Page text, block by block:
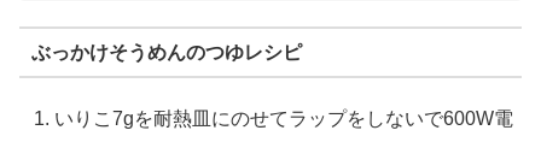
ぶっかけそうめんのつゆレシピ
いりこ7gを耐熱皿にのせてラップをしないで600W電